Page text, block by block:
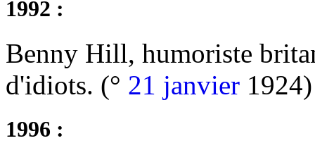
1992 :
Benny Hill, humoriste
d'idiots. (° 21 janvier 1924)
1996 :